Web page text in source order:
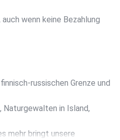
wenn keine Bezahlung
russischen Grenze und
Naturgewalten in Island,
mehr bringt unsere